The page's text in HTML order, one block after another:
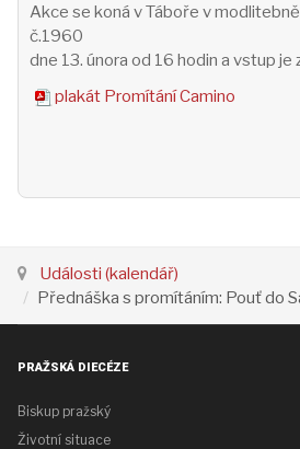
Akce se koná v Táboře v
č.1960
dne 13. února od 16 hodin a vstup je
plakát Promítání Camino
Události (kalendář)
Přednáška s promítáním: Pouť do
PRAŽSKÁ DIECÉZE
Biskup pražský
Životní situace